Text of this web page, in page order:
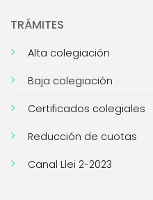
TRÁMITES
Alta colegiación
Baja colegiación
Certificados colegiales
Reducción de cuotas
Canal Llei 2-2023